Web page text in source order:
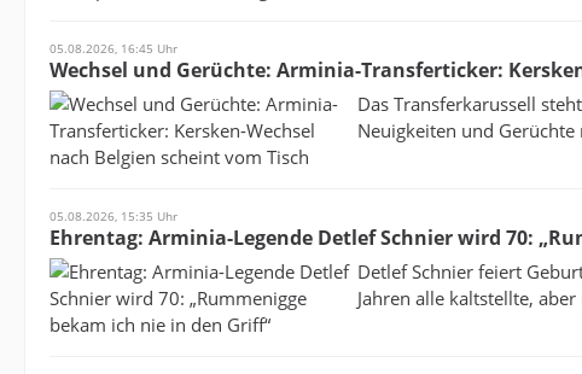
05.08.2026, 16:45 Uhr
Wechsel und Gerüchte: Arminia-Transferticker:
Das Transferkarussell
Neuigkeiten und
05.08.2026, 15:35 Uhr
Ehrentag: Arminia-Legende Detlef Schnier wird 70:
Detlef Schnier feiert
Jahren alle kaltstellte,